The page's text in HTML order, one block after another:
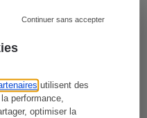
utilisent des
performance,
optimiser la
Continuer sans accepter
propose le
géolocalisés